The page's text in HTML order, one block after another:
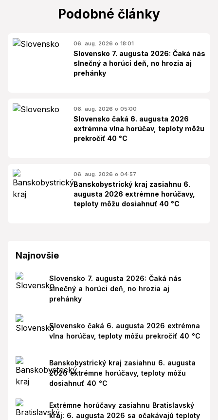
Podobné články
06. aug. 2026 o 18:01
Slovensko 7. augusta 2026: Čaká nás
slnečný a horúci deň, no hrozia aj
prehánky
06. aug. 2026 o 05:00
Slovensko čaká 6. augusta 2026
extrémna vlna horúčav, teploty môžu
prekročiť 40 °C
06. aug. 2026 o 04:57
Banskobystrický kraj zasiahnu 6.
augusta 2026 extrémne horúčavy,
teploty môžu dosiahnuť 40 °C
Najnovšie
Slovensko 7. augusta 2026: Čaká nás
slnečný a horúci deň, no hrozia aj
prehánky
Slovensko čaká 6. augusta 2026 extrémna
vlna horúčav, teploty môžu prekročiť 40 °C
Banskobystrický kraj zasiahnu 6. augusta
2026 extrémne horúčavy, teploty môžu
dosiahnuť 40 °C
Extrémne horúčavy zasiahnu Bratislavský
kraj: 6. augusta 2026 sa očakávajú teploty